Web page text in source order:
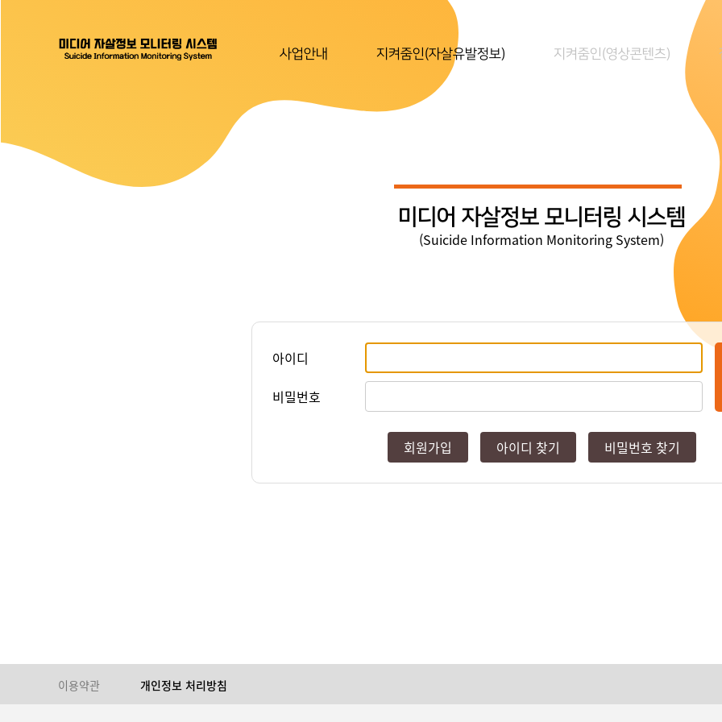
사업안내 지켜줌인(자살유발정보) 지켜줌인(영상콘텐츠)
미디어 자살정보 모니터링 시스템
(Suicide Information Monitoring System)
아이디
비밀번호
회원가입 아이디 찾기 비밀번호 찾기
이용약관 개인정보 처리방침